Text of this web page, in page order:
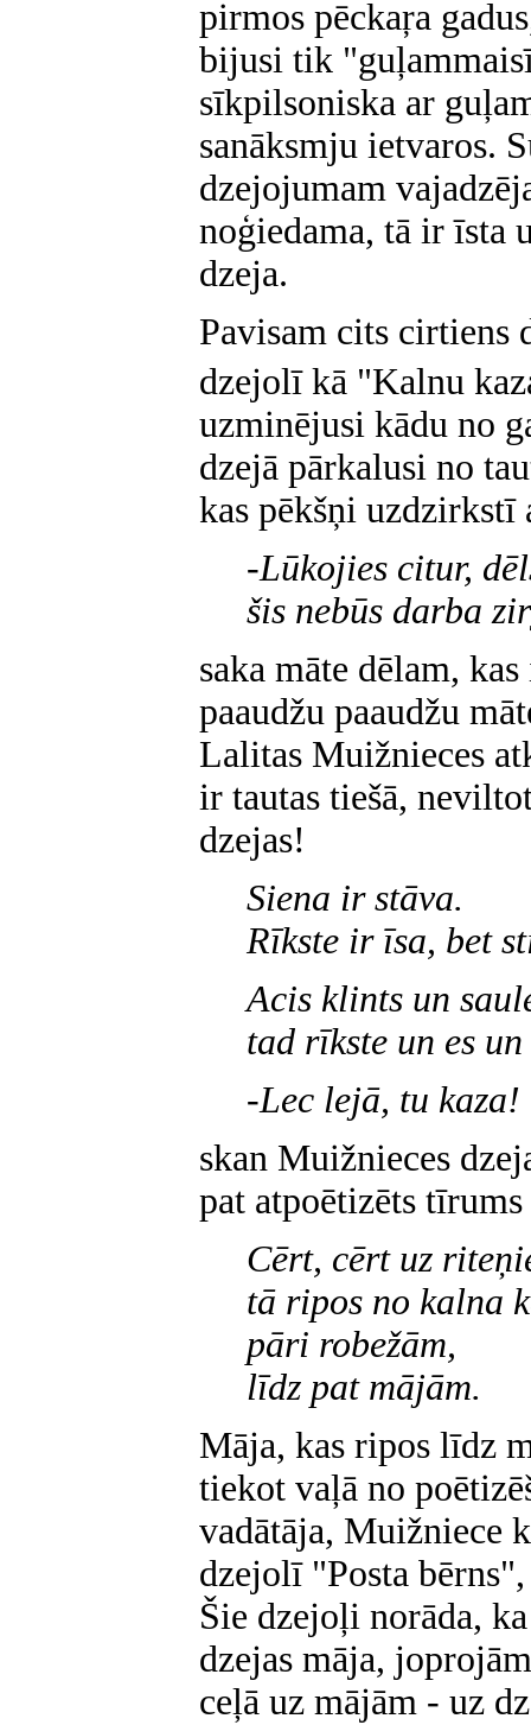
pirmos pēckaŗa
bijusi tik
sīkpilsoniska ar
sanāksmju ietvaros.
dzejojumam
noģiedama, tā ir īsta
dzeja.
Pavisam cits cirtiens
dzejolī kā "Kalnu
uzminējusi kādu no
dzejā pārkalusi no
kas pēkšņi
-Lūkojies citur,
šis nebūs darba
saka māte dēlam,
paaudžu paaudžu
Lalitas Muižnieces
ir tautas tiešā,
dzejas!
Siena ir stāva.
Rīkste ir īsa, bet
Acis klints un
tad rīkste un es
-Lec lejā, tu kaza!
skan Muižnieces
pat atpoētizēts
Cērt, cērt uz
tā ripos no kalna
pāri robežām,
līdz pat mājām.
Māja, kas ripos līdz
tiekot vaļā no
vadātāja, Muižniece
dzejolī "Posta
Šie dzejoļi norāda,
dzejas māja,
ceļā uz mājām - uz